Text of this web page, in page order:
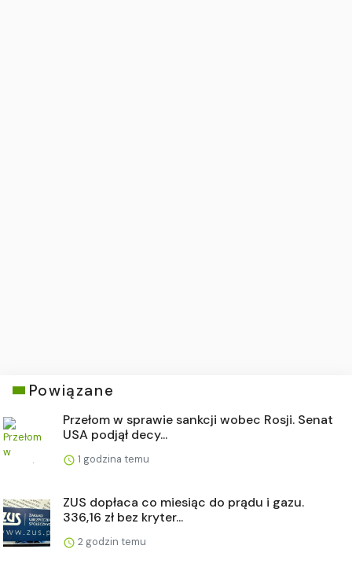
Powiązane
Przełom w sprawie sankcji wobec Rosji. Senat
USA podjął decy...
1 godzina temu
ZUS dopłaca co miesiąc do prądu i gazu.
336,16 zł bez kryter...
2 godzin temu